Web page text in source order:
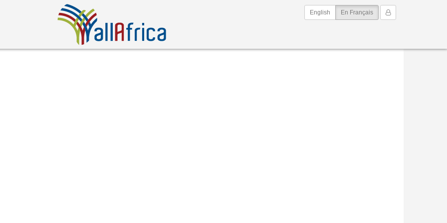
Mon Compte
English En Français(current)